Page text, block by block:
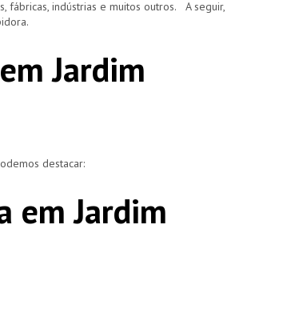
fábricas, indústrias e muitos outros. A seguir,
Jardim
destacar:
em Jardim